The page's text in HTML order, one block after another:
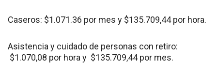
Caseros: $1.071.36 por mes y $135.709,44 por hora.
Asistencia y cuidado de personas con retiro:
$1.070,08 por hora y $135.709,44 por mes.